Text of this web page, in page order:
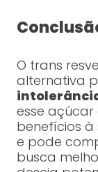
O trans
alternativa
esse
benefícios à
e pode
busca